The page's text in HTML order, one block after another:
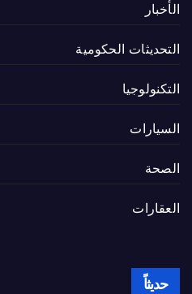
الأخبار
التحديثات الحكومية
التكنولوجيا
السيارات
الصحة
العقارات
حديثاً